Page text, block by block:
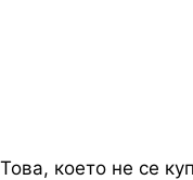
Това, което не се